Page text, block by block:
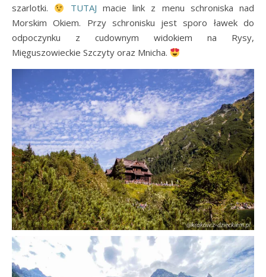
szarlotki.
TUTAJ macie link z menu schroniska nad
Morskim Okiem. Przy schronisku jest sporo ławek do
odpoczynku z cudownym widokiem na Rysy,
Mięguszowieckie Szczyty oraz Mnicha.